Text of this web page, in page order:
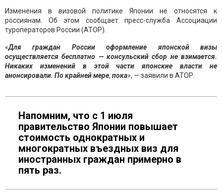
Изменения в визовой политике Японии не относятся к
россиянам. Об этом сообщает пресс-служба Ассоциации
туроператоров России (АТОР).
«Для граждан России оформление японской визы
осуществляется бесплатно — консульский сбор не взимается.
Никаких изменений в этой части японские власти не
анонсировали. По крайней мере, пока», — заявили в АТОР.
Напомним, что с 1 июля
правительство Японии повышает
стоимость однократных и
многократных въездных виз для
иностранных граждан примерно в
пять раз.